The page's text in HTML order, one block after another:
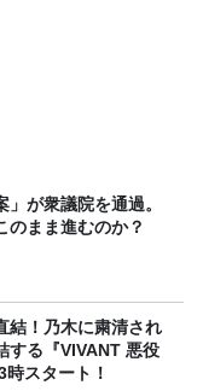
」が衆議院を通過。
のまま進むのか？
結！乃木に粛清され
する『VIVANT 悪役
スタート！